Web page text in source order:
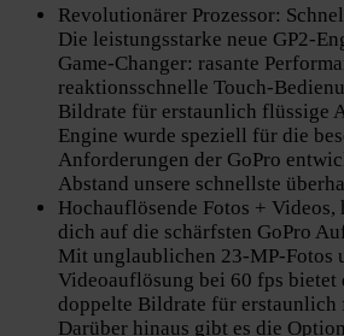
Revolutionärer Prozessor:
Die leistungsstarke neue GP2-
Game-Changer: rasante
reaktionsschnelle Touch-
Bildrate für erstaunlich flüssige
Engine wurde speziell für die
Anforderungen der GoPro
Abstand unsere schnellste
Hochauflösende Fotos + Videos,
dich auf die schärfsten GoPro
Mit unglaublichen 23-MP-Fotos
Videoauflösung bei 60 fps bietet
doppelte Bildrate für erstaunlich
Darüber hinaus gibt es die